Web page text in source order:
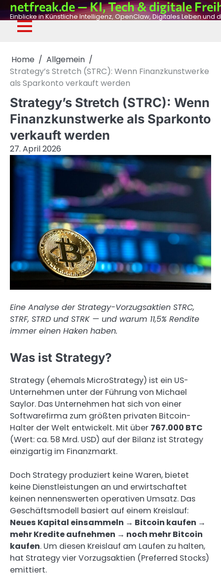
Skip
to
content
netfreak.de — KI, Tech & digitale
Einblicke in Künstliche Intelligenz, OpenClaw, Digitales Leben und
Home
Allgemein
Strategy’s Stretch (STRC): Wenn Finanzkunstwerke
als Sparkonto verkauft werden
Strategy’s Stretch (STRC): Wenn
Finanzkunstwerke als Sparkonto
verkauft werden
27. April 2026
Eine Analyse der Strategy-Vorzugsaktien STRC,
STRF, STRD und STRK — und warum 11,5% Rendite
immer einen Haken haben.
Was ist Strategy?
Strategy (ehemals MicroStrategy) ist ein US-
Unternehmen unter der Führung von Michael
Saylor. Das Unternehmen hat sich von einer
Softwarefirma zum größten privaten Bitcoin-
Halter der Welt entwickelt. Mit über 767.000 BTC
(Wert: ca. 58 Mrd. USD) auf der Bilanz ist Strategy
einzigartig im Finanzmarkt.
Doch Strategy produziert keine Waren, bietet
keine Dienstleistungen an und erwirtschaftet
keinen nennenswerten operativen Umsatz. Das
Geschäftsmodell basiert auf einem Kreislauf:
Neues Kapital einsammeln → Bitcoin kaufen →
mehr Kredite aufnehmen → noch mehr Bitcoin
kaufen. Um diesen Kreislauf am Laufen zu halten,
hat Strategy vier Vorzugsaktien (Preferred Stocks)
emittiert.